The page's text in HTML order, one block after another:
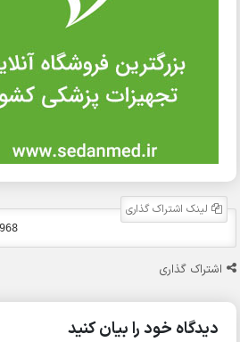
لینک اشتراک گذاری
اشتراک گذاری
دیدگاه خود را بیان کنید